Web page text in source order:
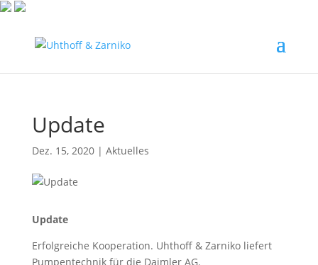
Update
Dez. 15, 2020| Aktuelles
Update
Erfolgreiche Kooperation. Uhthoff & Zarniko liefert
Pumpentechnik für die Daimler AG.